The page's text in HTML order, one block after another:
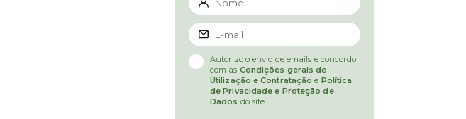
Autorizo o envio de emails e concordo
com as Condições gerais de
Utilização e Contratação e Política
de Privacidade e Proteção de
Dados do site.